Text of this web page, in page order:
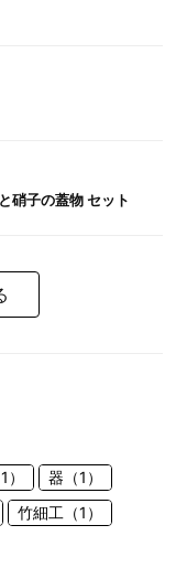
硝子の蓋物 セット
器（1）
竹細工（1）